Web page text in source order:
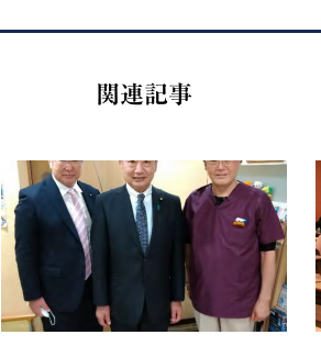
関連記事